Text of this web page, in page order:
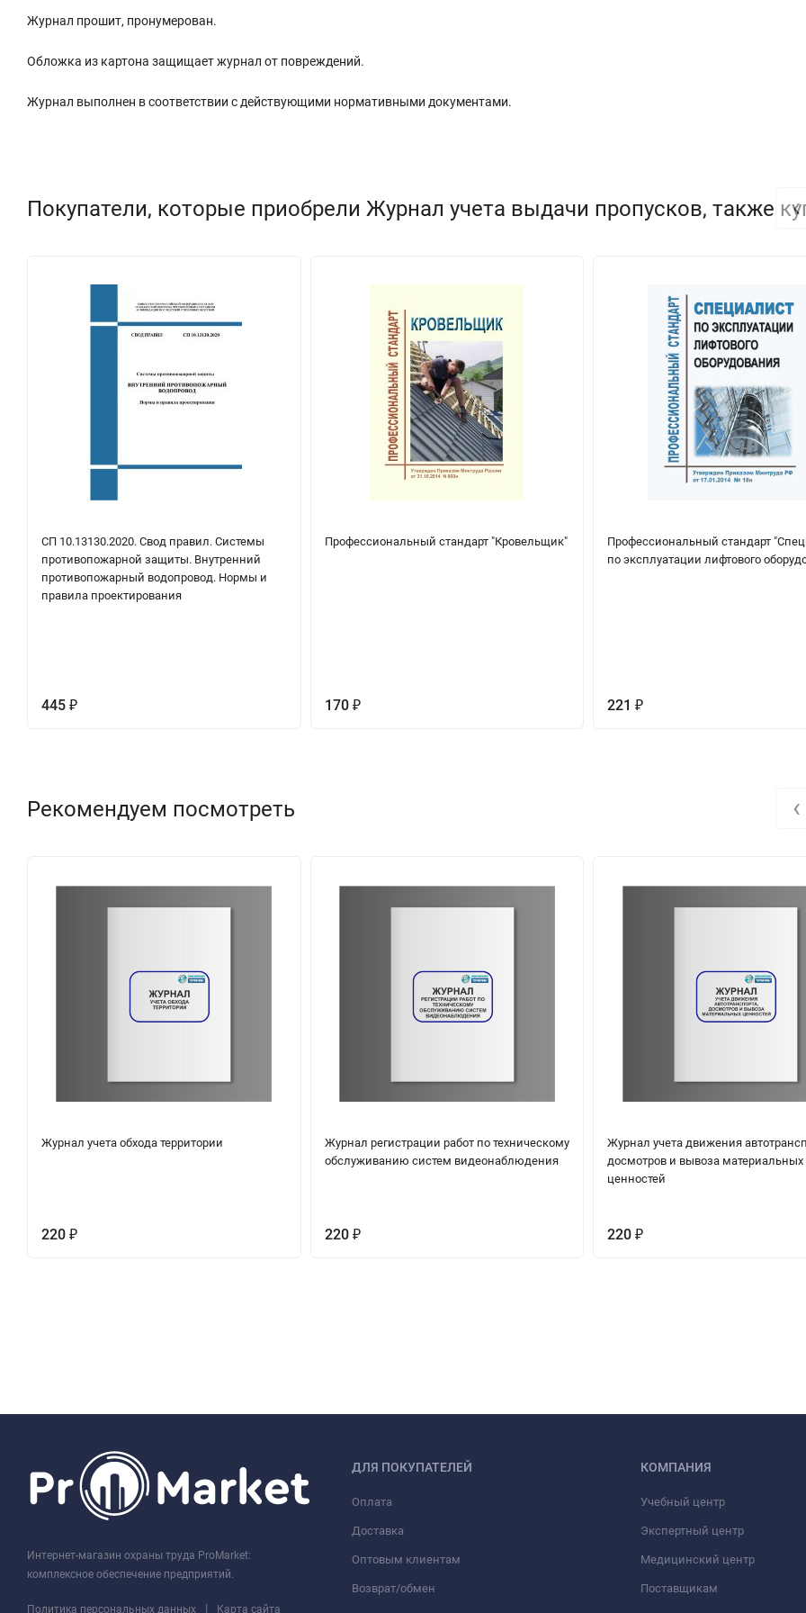
Журнал прошит, пронумерован.
Обложка из картона защищает журнал от повреждений.
Журнал выполнен в соответствии с действующими нормативными документами.
Покупатели, которые приобрели Журнал учета выдачи пропусков, также
СП 10.13130.2020. Свод правил. Системы
противопожарной защиты. Внутренний
противопожарный водопровод. Нормы и
правила проектирования
445 ₽
Профессиональный стандарт "Кровельщик"
170 ₽
Профессиональный стандарт
по эксплуатации лифтового
221₽
‹
Рекомендуем посмотреть
Журнал учета обхода территории
220 ₽
Журнал регистрации работ по техническому
обслуживанию систем видеонаблюдения
220 ₽
Журнал учета движения
досмотров и вывоза материальных
ценностей
220₽
‹
Интернет-магазин охраны труда ProMarket:
комплексное обеспечение предприятий.
Политика персональных данных | Карта сайта
ДЛЯ ПОКУПАТЕЛЕЙ
Оплата
Доставка
Оптовым клиентам
Возврат/обмен
КОМПАНИЯ
Учебный центр
Экспертный центр
Медицинский центр
Поставщикам